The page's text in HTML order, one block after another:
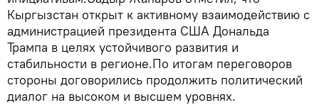
Кыргызстан открыт к активному взаимодействию с
администрацией президента США Дональда
Трампа в целях устойчивого развития и
стабильности в регионе.По итогам переговоров
стороны договорились продолжить политический
диалог на высоком и высшем уровнях.